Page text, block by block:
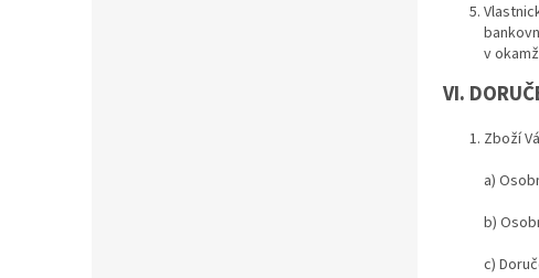
v
VI.
Zboží
a)
b)
c)